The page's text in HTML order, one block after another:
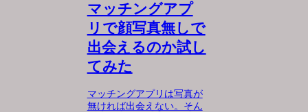
マッチングアプ
リで顔写真無しで
出会えるのか試し
てみた
マッチングアプリは写真が
無ければ出会えない。そん